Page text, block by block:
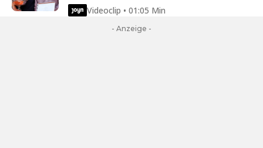
Videoclip • 01:05 Min
- Anzeige -